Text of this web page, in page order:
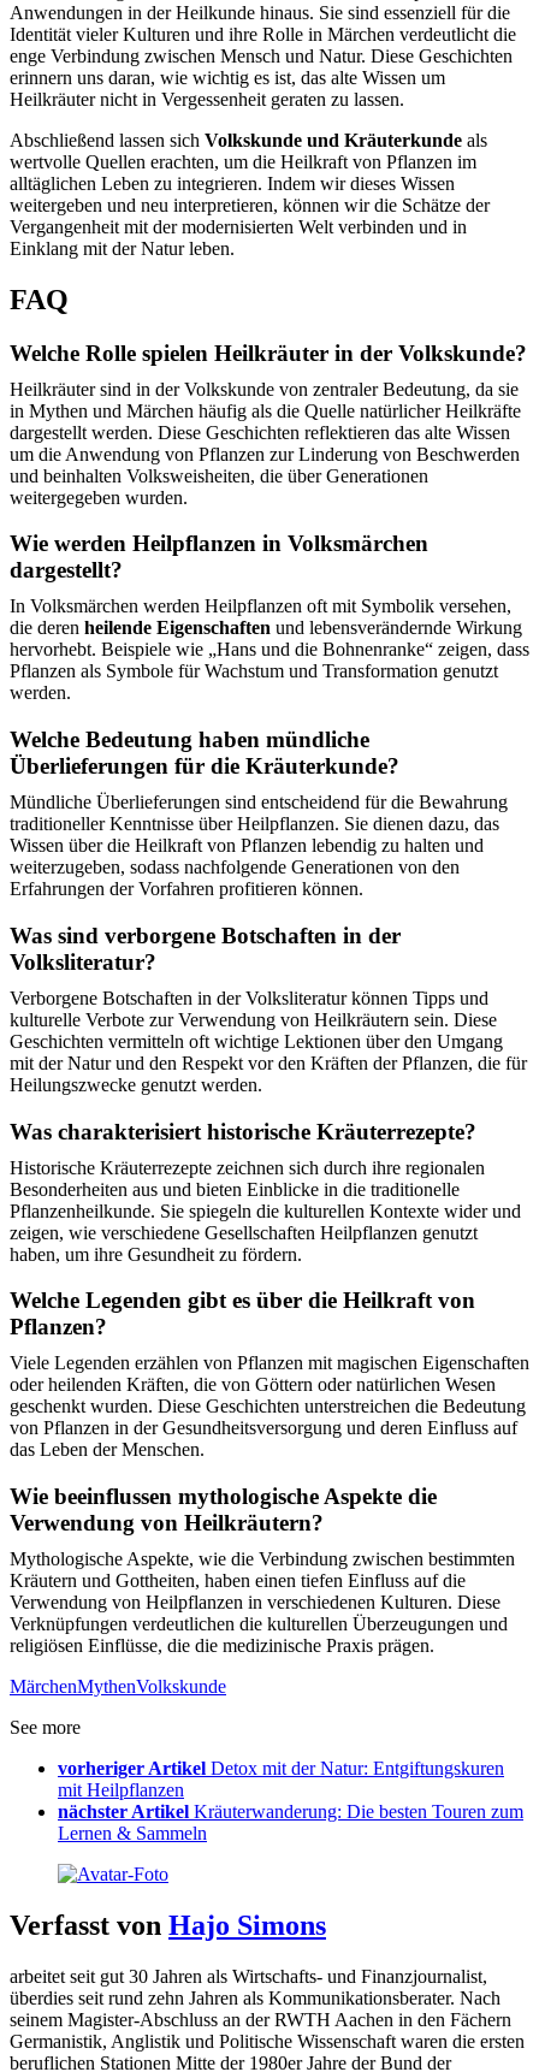
Anwendungen in der Heilkunde hinaus. Sie sind essenziell für die
Identität vieler Kulturen und ihre Rolle in Märchen verdeutlicht die
enge Verbindung zwischen Mensch und Natur. Diese Geschichten
erinnern uns daran, wie wichtig es ist, das alte Wissen um
Heilkräuter nicht in Vergessenheit geraten zu lassen.
Abschließend lassen sich Volkskunde und Kräuterkunde als
wertvolle Quellen erachten, um die Heilkraft von Pflanzen im
alltäglichen Leben zu integrieren. Indem wir dieses Wissen
weitergeben und neu interpretieren, können wir die Schätze der
Vergangenheit mit der modernisierten Welt verbinden und in
Einklang mit der Natur leben.
FAQ
Welche Rolle spielen Heilkräuter in der Volkskunde?
Heilkräuter sind in der Volkskunde von zentraler Bedeutung, da sie
in Mythen und Märchen häufig als die Quelle natürlicher Heilkräfte
dargestellt werden. Diese Geschichten reflektieren das alte Wissen
um die Anwendung von Pflanzen zur Linderung von Beschwerden
und beinhalten Volksweisheiten, die über Generationen
weitergegeben wurden.
Wie werden Heilpflanzen in Volksmärchen
dargestellt?
In Volksmärchen werden Heilpflanzen oft mit Symbolik versehen,
die deren heilende Eigenschaften und lebensverändernde Wirkung
hervorhebt. Beispiele wie „Hans und die Bohnenranke“ zeigen, dass
Pflanzen als Symbole für Wachstum und Transformation genutzt
werden.
Welche Bedeutung haben mündliche
Überlieferungen für die Kräuterkunde?
Mündliche Überlieferungen sind entscheidend für die Bewahrung
traditioneller Kenntnisse über Heilpflanzen. Sie dienen dazu, das
Wissen über die Heilkraft von Pflanzen lebendig zu halten und
weiterzugeben, sodass nachfolgende Generationen von den
Erfahrungen der Vorfahren profitieren können.
Was sind verborgene Botschaften in der
Volksliteratur?
Verborgene Botschaften in der Volksliteratur können Tipps und
kulturelle Verbote zur Verwendung von Heilkräutern sein. Diese
Geschichten vermitteln oft wichtige Lektionen über den Umgang
mit der Natur und den Respekt vor den Kräften der Pflanzen, die für
Heilungszwecke genutzt werden.
Was charakterisiert historische Kräuterrezepte?
Historische Kräuterrezepte zeichnen sich durch ihre regionalen
Besonderheiten aus und bieten Einblicke in die traditionelle
Pflanzenheilkunde. Sie spiegeln die kulturellen Kontexte wider und
zeigen, wie verschiedene Gesellschaften Heilpflanzen genutzt
haben, um ihre Gesundheit zu fördern.
Welche Legenden gibt es über die Heilkraft von
Pflanzen?
Viele Legenden erzählen von Pflanzen mit magischen Eigenschaften
oder heilenden Kräften, die von Göttern oder natürlichen Wesen
geschenkt wurden. Diese Geschichten unterstreichen die Bedeutung
von Pflanzen in der Gesundheitsversorgung und deren Einfluss auf
das Leben der Menschen.
Wie beeinflussen mythologische Aspekte die
Verwendung von Heilkräutern?
Mythologische Aspekte, wie die Verbindung zwischen bestimmten
Kräutern und Gottheiten, haben einen tiefen Einfluss auf die
Verwendung von Heilpflanzen in verschiedenen Kulturen. Diese
Verknüpfungen verdeutlichen die kulturellen Überzeugungen und
religiösen Einflüsse, die die medizinische Praxis prägen.
MärchenMythenVolkskunde
See more
vorheriger Artikel Detox mit der Natur: Entgiftungskuren
mit Heilpflanzen
nächster Artikel Kräuterwanderung: Die besten Touren zum
Lernen & Sammeln
Verfasst von Hajo Simons
arbeitet seit gut 30 Jahren als Wirtschafts- und Finanzjournalist,
überdies seit rund zehn Jahren als Kommunikationsberater. Nach
seinem Magister-Abschluss an der RWTH Aachen in den Fächern
Germanistik, Anglistik und Politische Wissenschaft waren die ersten
beruflichen Stationen Mitte der 1980er Jahre der Bund der